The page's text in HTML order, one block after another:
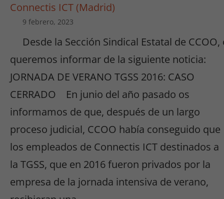
Connectis ICT (Madrid)
9 febrero, 2023
Desde la Sección Sindical Estatal de CCOO,
queremos informar de la siguiente noticia:
JORNADA DE VERANO TGSS 2016: CASO
CERRADO En junio del año pasado os
informamos de que, después de un largo
proceso judicial, CCOO había conseguido que
los empleados de Connectis ICT destinados a
la TGSS, que en 2016 fueron privados por la
empresa de la jornada intensiva de verano,